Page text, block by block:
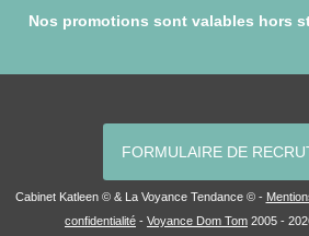
Nos promotions sont valables hors
FORMULAIRE DE
Cabinet Katleen © & La Voyance Tendance © -
confidentialité - Voyance Dom Tom 2005 -